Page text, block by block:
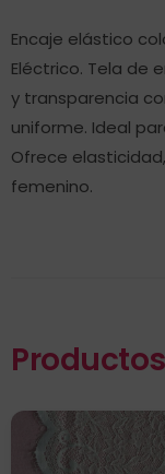
Encaje elástico
Eléctrico. Tela de
y transparencia
uniforme. Ideal
Ofrece
femenino.